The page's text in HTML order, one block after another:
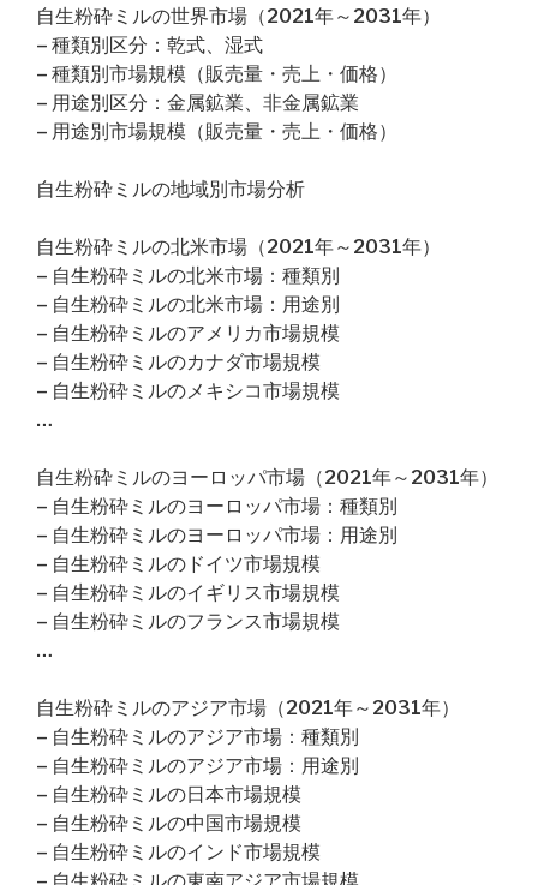
自生粉砕ミルの世界市場（2021年～2031年）
– 種類別区分：乾式、湿式
– 種類別市場規模（販売量・売上・価格）
– 用途別区分：金属鉱業、非金属鉱業
– 用途別市場規模（販売量・売上・価格）
自生粉砕ミルの地域別市場分析
自生粉砕ミルの北米市場（2021年～2031年）
– 自生粉砕ミルの北米市場：種類別
– 自生粉砕ミルの北米市場：用途別
– 自生粉砕ミルのアメリカ市場規模
– 自生粉砕ミルのカナダ市場規模
– 自生粉砕ミルのメキシコ市場規模
…
自生粉砕ミルのヨーロッパ市場（2021年～2031年）
– 自生粉砕ミルのヨーロッパ市場：種類別
– 自生粉砕ミルのヨーロッパ市場：用途別
– 自生粉砕ミルのドイツ市場規模
– 自生粉砕ミルのイギリス市場規模
– 自生粉砕ミルのフランス市場規模
…
自生粉砕ミルのアジア市場（2021年～2031年）
– 自生粉砕ミルのアジア市場：種類別
– 自生粉砕ミルのアジア市場：用途別
– 自生粉砕ミルの日本市場規模
– 自生粉砕ミルの中国市場規模
– 自生粉砕ミルのインド市場規模